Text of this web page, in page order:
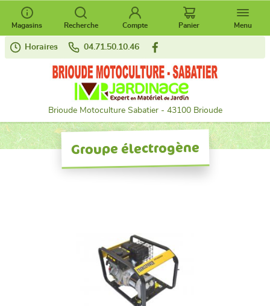
Horaires 04.71.50.10.46
Brioude Motoculture Sabatier - 43100 Brioude
Magasins Recherche Compte Panier Menu
Groupe électrogène